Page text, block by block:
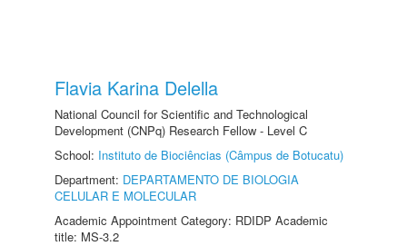
Flavia Karina Delella
National Council for Scientific and Technological
Development (CNPq) Research Fellow - Level C
School: Instituto de Biociências (Câmpus de Botucatu)
Department: DEPARTAMENTO DE BIOLOGIA
CELULAR E MOLECULAR
Academic Appointment Category: RDIDP Academic
title: MS-3.2